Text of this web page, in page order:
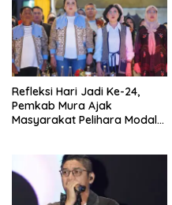
Refleksi Hari Jadi Ke-24,
Pemkab Mura Ajak
Masyarakat Pelihara Modal